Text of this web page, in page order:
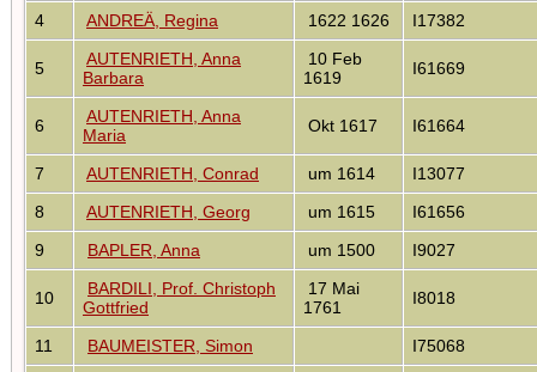
4 ANDREÄ, Regina 1622 1626 I17382
5
AUTENRIETH, Anna
Barbara
10 Feb
1619
I61669
6
AUTENRIETH, Anna
Maria
Okt 1617 I61664
7 AUTENRIETH, Conrad um 1614
I13077
8
AUTENRIETH, Georg um 1615
I61656
9
BAPLER, Anna um 1500 I9027
10
BARDILI, Prof. Christoph
Gottfried
17 Mai
1761
I8018
11 BAUMEISTER, Simon I75068